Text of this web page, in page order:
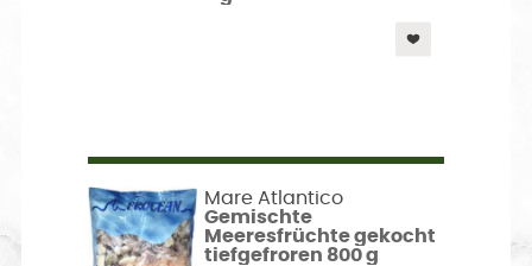
Mare Atlantico
Gemischte
Meeresfrüchte gekocht
tiefgefroren 800 g